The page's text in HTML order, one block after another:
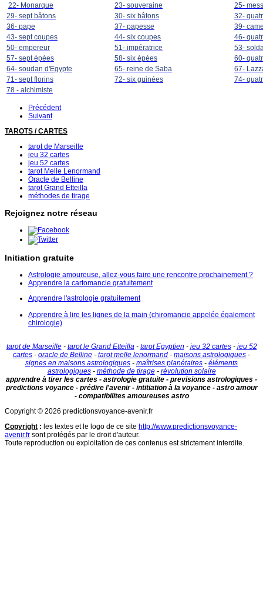
22- Monarque
23- souveraine
25-
29- sept bâtons
30- six bâtons
32-
36- pape
37- papesse
39-
43- sept coupes
44- six coupes
46-
50- empereur
51- impératrice
53-
57- sept épées
58- six épées
60-
64- soudan d'Egypte
65- reine de Saba
67-
71- sept florins
72- six guinées
74-
78 - alchimiste
Précédent
Suivant
TAROTS / CARTES
tarot de Marseille
jeu 32 cartes
jeu 52 cartes
tarot Melle Lenormand
Oracle de Belline
tarot Grand Etteilla
méthodes de tirage
Rejoignez notre réseau
Initiation gratuite
Astrologie amoureuse, allez-vous faire une rencontre prochainement ?
Apprendre la cartomancie gratuitement
Apprendre l'astrologie gratuitement
Apprendre à lire les lignes de la main (chiromancie appelée également
chirologie)
tarot de Marseille- tarot le Grand Etteilla- tarot Egyptien - jeu 32 cartes- jeu 52
cartes - oracle de Belline - tarot melle lenormand - maisons astrologiques -
signes en maisons astrologiques - maîtrises planétaires - éléments
astrologiques- méthode de tirage- révolution solaire
apprendre à tirer les cartes - astrologie gratuite - previsions astrologiques -
predictions voyance - prédire l'avenir - intitiation à la voyance - astro amour
- compatibilites amoureuses astro
Copyright © 2026 predictionsvoyance-avenir.fr
Copyright : les textes et le logo de ce site http://www.predictionsvoyance-
avenir.fr sont protégés par le droit d'auteur.
Toute reproduction ou exploitation de ces contenus est strictement interdite.